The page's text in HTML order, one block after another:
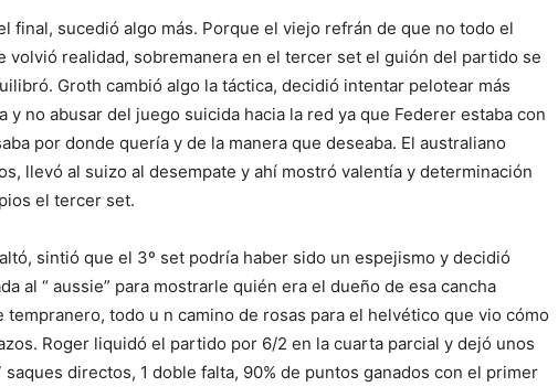
final, sucedió algo más. Porque el viejo refrán de que no todo el
volvió realidad, sobremanera en el tercer set el guión del partido se
Groth cambió algo la táctica, decidió intentar pelotear más
y no abusar del juego suicida hacia la red ya que Federer estaba con
por donde quería y de la manera que deseaba. El australiano
llevó al suizo al desempate y ahí mostró valentía y determinación
el tercer set.
sintió que el 3º set podría haber sido un espejismo y decidió
al “ aussie” para mostrarle quién era el dueño de esa cancha
todo u n camino de rosas para el helvético que vio cómo
Roger liquidó el partido por 6/2 en la cuarta parcial y dejó unos
saques directos, 1 doble falta, 90% de puntos ganados con el primer